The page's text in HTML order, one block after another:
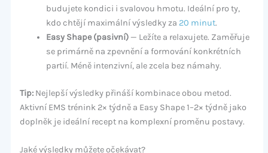
budujete kondici i svalovou hmotu. Ideální pro ty,
kdo chtějí maximální výsledky za 20 minut.
Easy Shape (pasivní)— Ležíte a relaxujete. Zaměřuje
se primárně na zpevnění a formování konkrétních
partií. Méně intenzivní, ale zcela bez námahy.
Tip:Nejlepší výsledky přináší kombinace obou metod.
Aktivní EMS trénink 2× týdně a Easy Shape 1–2× týdně jako
doplněk je ideální recept na komplexní proměnu postavy.
Jaké výsledky můžete očekávat?